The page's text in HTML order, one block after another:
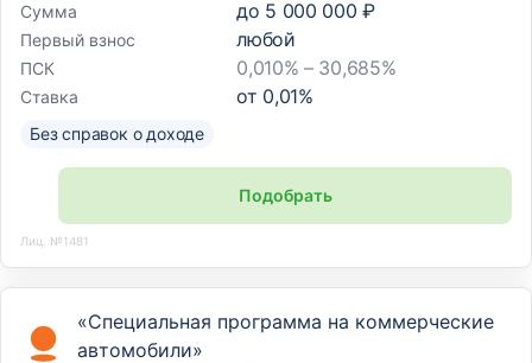
Сумма до 5 000 000 ₽
Первый взнос любой
ПСК 0,010% – 30,685%
Ставка от 0,01%
Без справок о доходе
Подобрать
Лиц. №1481
«Специальная программа на коммерческие
автомобили»